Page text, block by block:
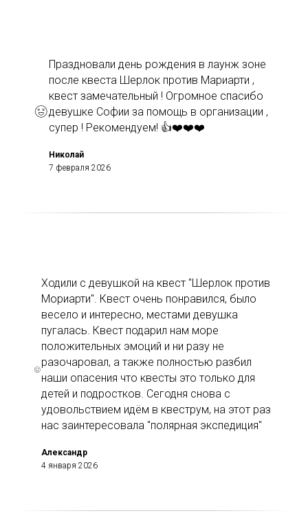
Праздновали день рождения в лаунж зоне
после квеста Шерлок против Мариарти ,
квест замечательный ! Огромное спасибо
девушке Софии за помощь в организации ,
супер ! Рекомендуем! 👍❤️❤️❤️
Николай
7 февраля 2026
Ходили с девушкой на квест "Шерлок против
Мориарти". Квест очень понравился, было
весело и интересно, местами девушка
пугалась. Квест подарил нам море
положительных эмоций и ни разу не
разочаровал, а также полностью разбил
наши опасения что квесты это только для
детей и подростков. Сегодня снова с
удовольствием идём в квеструм, на этот раз
нас заинтересовала "полярная экспедиция"
Александр
4 января 2026